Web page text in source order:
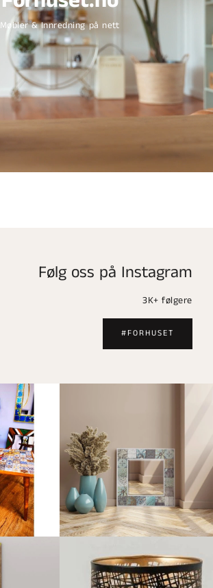
Møbler & Innredning på nett
Følg oss på Instagram
3K+ følgere
#FORHUSET